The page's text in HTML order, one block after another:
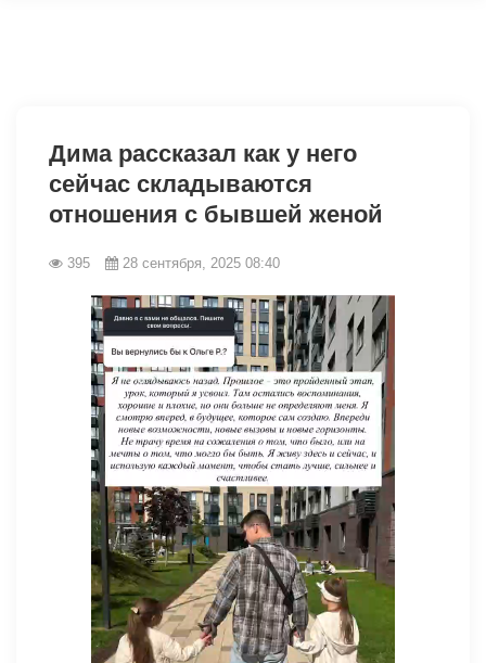
Дима рассказал как у него
сейчас складываются
отношения с бывшей женой
395 28 сентября, 2025 08:40